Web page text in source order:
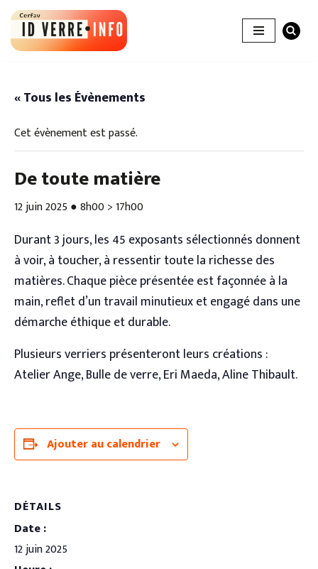
Aller
au
« Tous les Évènements
Cet évènement est passé.
De toute matière
12 juin 2025 ● 8h00>17h00
Durant 3 jours, les 45 exposants sélectionnés donnent
à voir, à toucher, à ressentir toute la richesse des
matières. Chaque pièce présentée est façonnée à la
main, reflet d’un travail minutieux et engagé dans une
démarche éthique et durable.
Plusieurs verriers présenteront leurs créations :
Atelier Ange, Bulle de verre, Eri Maeda, Aline Thibault.
Ajouter au calendrier
DÉTAILS
Date :
12 juin 2025